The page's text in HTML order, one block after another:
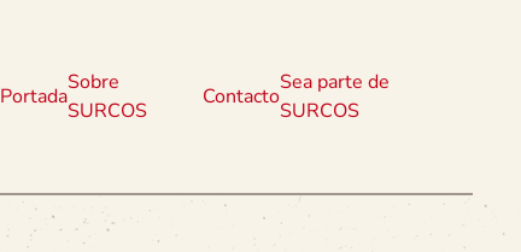
Portada
Sobre
SURCOS
Contacto
Sea parte de
SURCOS